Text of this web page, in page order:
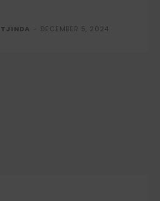
- DECEMBER 5, 2024